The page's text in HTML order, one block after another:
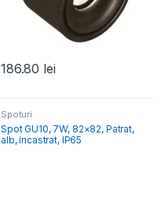
186.80 lei
Spoturi
Spot GU10, 7W, 82×82, Patrat,
alb, incastrat, ΙΡ65